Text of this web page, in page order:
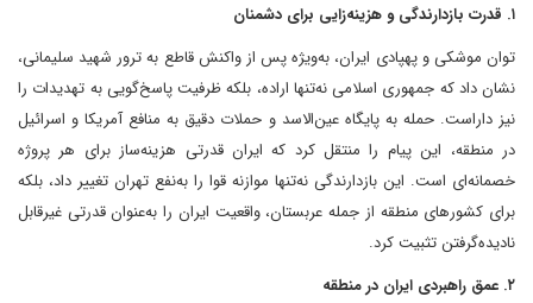
۱. قدرت بازدارندگی و هزینه‌زایی برای دشمنان
توان موشکی و پهپادی ایران، به‌ویژه پس از واکنش قاطع به ترور شهید سلیمانی،
نشان داد که جمهوری اسلامی نه‌تنها اراده، بلکه ظرفیت پاسخ‌گویی به تهدیدات را
نیز داراست. حمله به پایگاه عین‌الاسد و حملات دقیق به منافع آمریکا و اسرائیل
در منطقه، این پیام را منتقل کرد که ایران قدرتی هزینه‌ساز برای هر پروژه
خصمانه‌ای است. این بازدارندگی نه‌تنها موازنه قوا را به‌نفع تهران تغییر داد، بلکه
برای کشورهای منطقه از جمله عربستان، واقعیت ایران را به‌عنوان قدرتی غیرقابل
نادیده‌گرفتن تثبیت کرد.
۲. عمق راهبردی ایران در منطقه